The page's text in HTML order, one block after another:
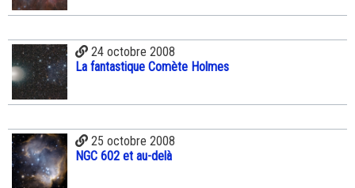
24 octobre 2008
La fantastique Comète Holmes
25 octobre 2008
NGC 602 et au-delà